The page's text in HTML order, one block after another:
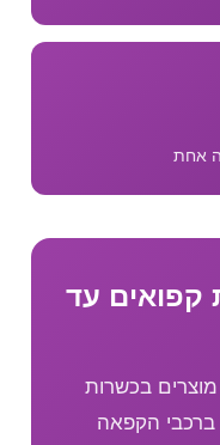
אחת
קפואים עד
בכשרות
ברכבי הקפאה